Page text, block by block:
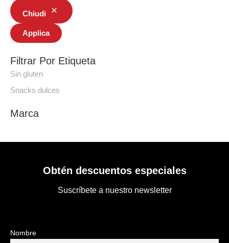
Chiudi
Applica
Filtrar Por Etiqueta
Sin gluten
Snacks dulces
Marca
Obtén descuentos especiales
Suscríbete a nuestro newsletter
Nombre